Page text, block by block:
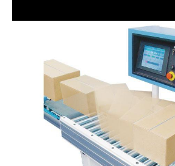
バンニング・デバンニングシステム
バーチカル装置（垂直搬送機）
周辺機器
事業紹介
オークラの取組み